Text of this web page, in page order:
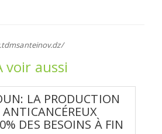
voir aussi
LA PRODUCTION
ANTICANCÉREUX
DES BESOINS À FIN